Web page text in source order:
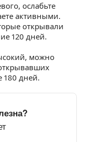
ослабьте
активными.
открывали
120 дней.
можно
180 дней.